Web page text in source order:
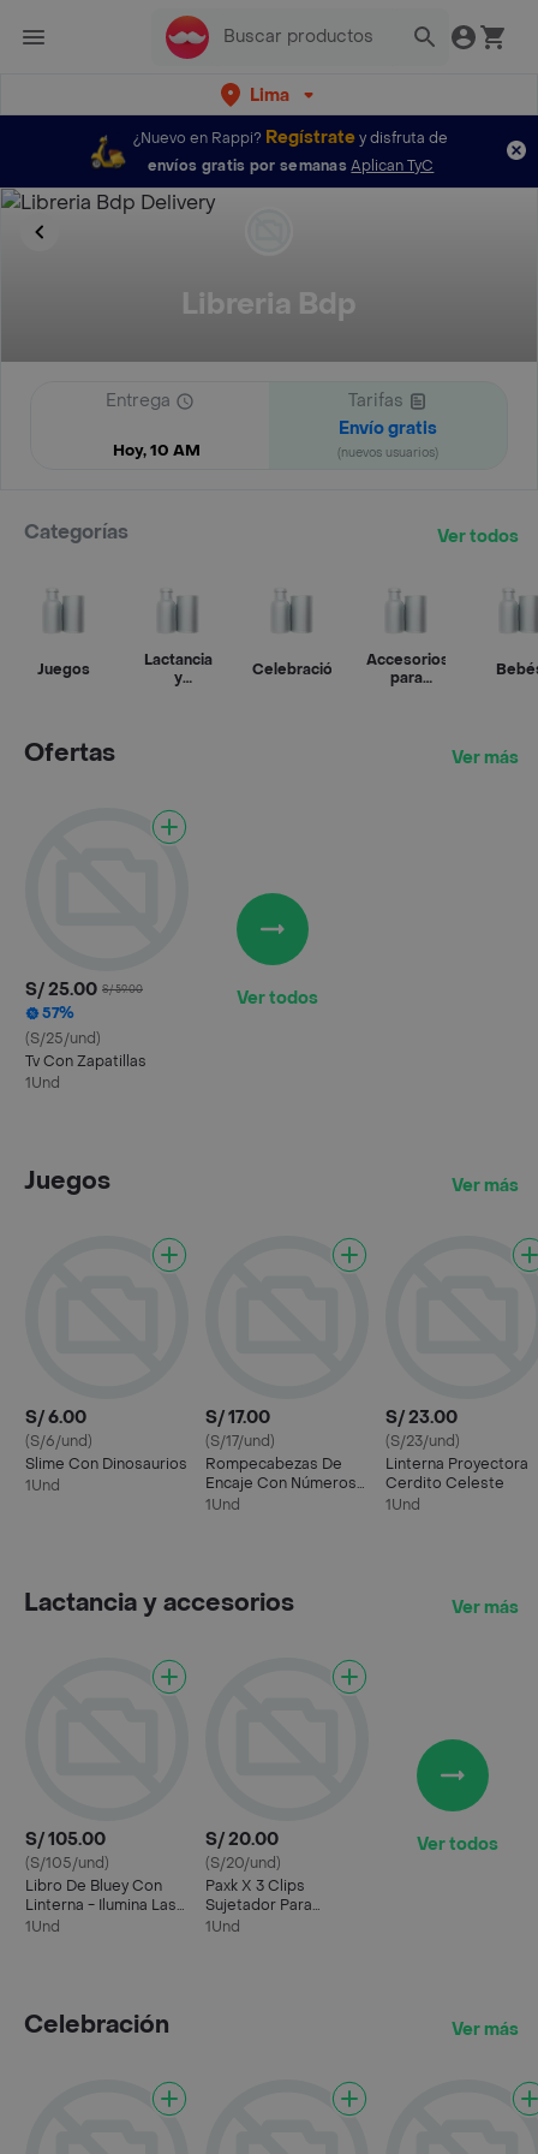
Lima
¿Nuevo en Rappi? Regístratey disfruta de
envíos gratis por semanas Aplican TyC
Libreria Bdp
Entrega
Hoy, 10 AM
Tarifas
Envío gratis
(nuevos usuarios)
Categorías Ver todos
Juegos
Lactancia
y
Celebración
Accesorios
para
Ofertas Ver más
S/ 25.00 S/ 59.00
57%
(S/25/und)
Tv Con Zapatillas
1Und
Ver todos
Juegos Ver más
S/ 6.00
(S/6/und)
Slime Con Dinosaurios
1Und
S/ 17.00
(S/17/und)
Rompecabezas De
Encaje Con Números
Insectos
1Und
S/ 23.00
(S/23/und)
Linterna Proyectora
Cerdito Celeste
1Und
Lactancia y accesorios Ver más
S/ 105.00
(S/105/und)
Libro De Bluey Con
Linterna - Ilumina Las
Páginas Con Tu
1Und
S/ 20.00
(S/20/und)
Paxk X 3 Clips
Sujetador Para
Chupon
1Und
Ver todos
Celebración Ver más